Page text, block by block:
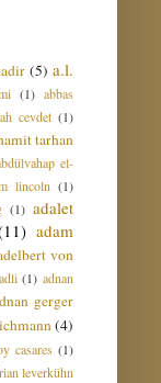
(5) a.l.
(1) abbas
cevdet (1)
tarhan
el-
lincoln (1)
(1) adalet
adam
von
adli (1) adnan
gerger
(4)
casares (1)
leverkühn